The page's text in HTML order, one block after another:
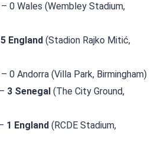
– 0 Wales (Wembley Stadium,
5 England (Stadion Rajko Mitić,
– 0 Andorra (Villa Park, Birmingham)
3 Senegal (The City Ground,
1 England (RCDE Stadium,